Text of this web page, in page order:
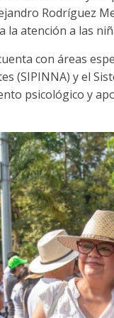
Rodríguez
la atención a las
con áreas
(SIPINNA) y el
psicológico y